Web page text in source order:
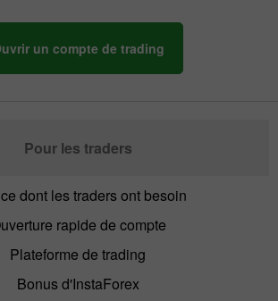
un compte de trading
Pour les traders
dont les traders ont besoin
rapide de compte
Plateforme de trading
Bonus d'InstaForex